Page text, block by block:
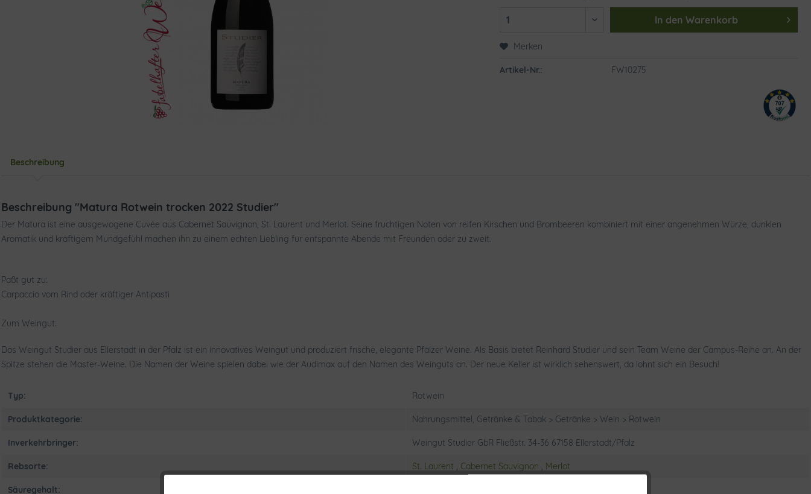
In den Warenkorb
Merken
Artikel-Nr.: FW10275
Beschreibung
Beschreibung "Matura Rotwein trocken 2022 Studier"
Der Matura ist eine ausgewogene Cuvée aus Cabernet Sauvignon, St. Laurent und Merlot. Seine fruchtigen Noten von reifen Kirschen und Brombeeren kombiniert mit einer angenehmen Würze, dunklen
Aromatik und kräftigem Mundgefühl machen ihn zu einem echten Liebling für entspannte Abende mit Freunden oder zu zweit.
Paßt gut zu:
Carpaccio vom Rind oder kräftiger Antipasti
Zum Weingut:
Das Weingut Studier aus Ellerstadt in der Pfalz ist ein innovatives Weingut und produziert frische, elegante Pfälzer Weine. Als Basis bietet Reinhard Studier und sein Team Weine der Campus-Reihe an. An der
Spitze stehen die Master-Weine. Die Namen der Weine spielen dabei wie der Audimax auf den Namen des Weinguts an. Der neue Keller ist wirklich sehenswert, da lohnt sich ein Besuch!
Typ: Rotwein
Produktkategorie: Nahrungsmittel, Getränke & Tabak > Getränke > Wein > Rotwein
Inverkehrbringer: Weingut Studier GbR Fließstr. 34-36 67158 Ellerstadt/Pfalz
Rebsorte: St. Laurent , Cabernet Sauvignon , Merlot
Säuregehalt: